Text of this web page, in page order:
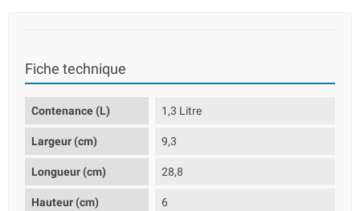
Fiche technique
Contenance (L) 1,3 Litre
Largeur (cm) 9,3
Longueur (cm) 28,8
Hauteur (cm) 6